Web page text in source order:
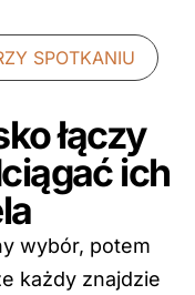
SPOTKANIU
łączy
ich
wybór, potem
każdy znajdzie